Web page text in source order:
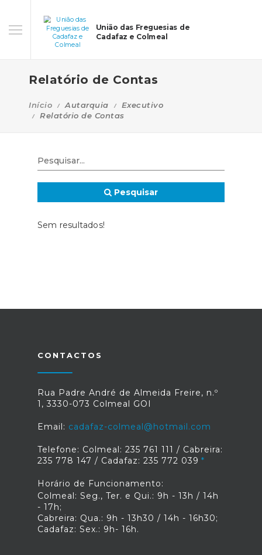
União das Freguesias de
Cadafaz e Colmeal
Relatório de Contas
Início Autarquia
Executivo
Relatório de Contas
Pesquisar
Sem resultados!
CONTACTOS
Rua Padre André de Almeida Freire, n.º
1, 3330-073 Colmeal GOI
Email: cadafaz-colmeal@hotmail.com
Telefone: Colmeal: 235 761 111 / Cabreira:
235 778 147 / Cadafaz: 235 772 039
Horário de Funcionamento:
Colmeal: Seg., Ter. e Qui.: 9h - 13h / 14h
- 17h;
Cabreira: Qua.: 9h - 13h30 / 14h - 16h30;
Cadafaz: Sex.: 9h- 16h.